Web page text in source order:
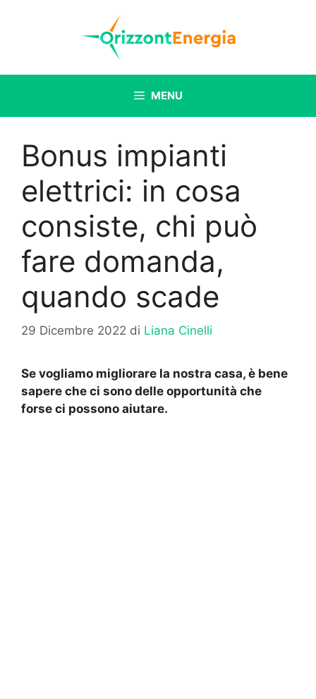
MENU
Bonus impianti
elettrici: in cosa
consiste, chi può
fare domanda,
quando scade
29 Dicembre 2022 di Liana Cinelli
Se vogliamo migliorare la nostra casa, è bene
sapere che ci sono delle opportunità che
forse ci possono aiutare.